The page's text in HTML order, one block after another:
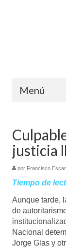
Menú
Entreletras
Ciencia
Mundo
justicia
por Francisco
Tiempo de
Aunque tarde,
de
Nacional
Jorge Glas y